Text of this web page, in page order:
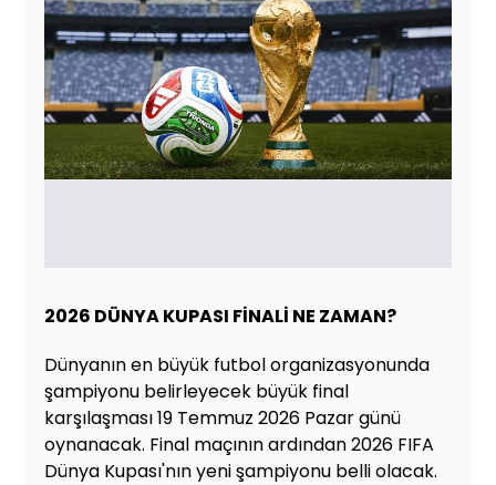
2026 DÜNYA KUPASI FİNALİ NE ZAMAN?
Dünyanın en büyük futbol organizasyonunda
şampiyonu belirleyecek büyük final
karşılaşması 19 Temmuz 2026 Pazar günü
oynanacak. Final maçının ardından 2026 FIFA
Dünya Kupası'nın yeni şampiyonu belli olacak.